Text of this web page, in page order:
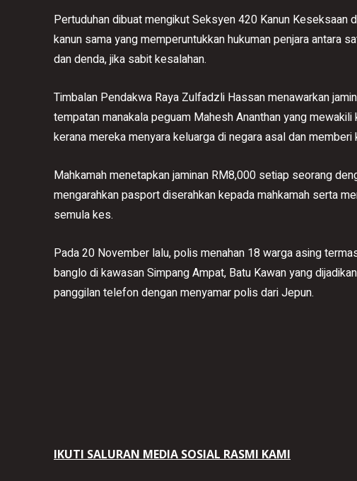
Pertuduhan dibuat mengikut Seksyen 420 Kanun Keseksaan
kanun sama yang memperuntukkan hukuman penjara antara
dan denda, jika sabit kesalahan.
Timbalan Pendakwa Raya Zulfadzli Hassan menawarkan
tempatan manakala peguam Mahesh Ananthan yang
kerana mereka menyara keluarga di negara asal dan
Mahkamah menetapkan jaminan RM8,000 setiap seorang
mengarahkan pasport diserahkan kepada mahkamah serta
semula kes.
Pada 20 November lalu, polis menahan 18 warga asing
banglo di kawasan Simpang Ampat, Batu Kawan yang
panggilan telefon dengan menyamar polis dari Jepun.
IKUTI SALURAN MEDIA SOSIAL RASMI KAMI